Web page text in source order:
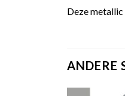
Deze
ANDERE